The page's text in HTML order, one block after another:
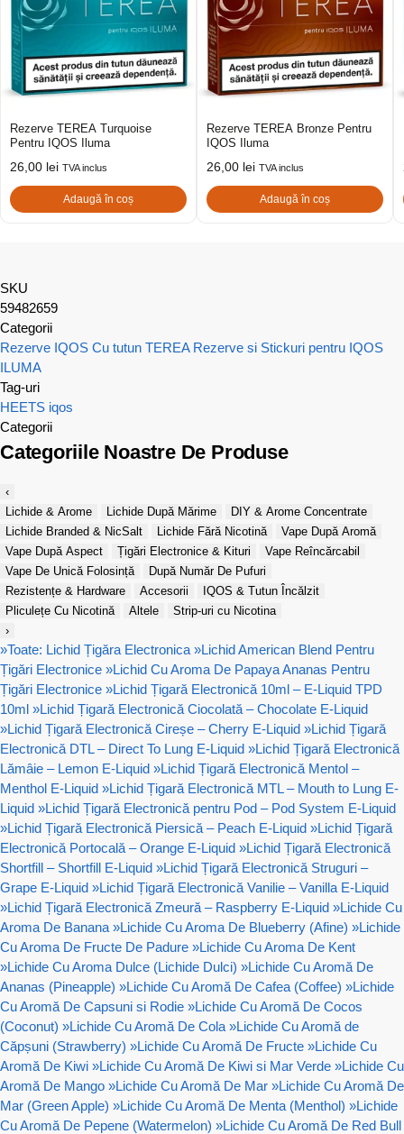
Rezerve TEREA Turquoise
Pentru IQOS Iluma
26,00 lei TVA inclus
Adaugă în coș
Rezerve TEREA Bronze Pentru
IQOS Iluma
26,00 lei TVA inclus
Adaugă în coș
SKU
59482659
Categorii
Rezerve IQOS Cu tutun TEREA Rezerve si Stickuri pentru IQOS
ILUMA
Tag-uri
HEETS iqos
Categorii
Categoriile Noastre De Produse
‹
Lichide & Arome
Lichide După Mărime
DIY & Arome Concentrate
Lichide Branded & NicSalt
Lichide Fără Nicotină
Vape După Aromă
Vape După Aspect
Țigări Electronice & Kituri
Vape Reîncărcabil
Vape De Unică Folosință
După Număr De Pufuri
Rezistențe & Hardware
Accesorii
IQOS & Tutun Încălzit
Pliculețe Cu Nicotină
Altele
Strip-uri cu Nicotina
›
»Toate: Lichid Țigăra Electronica »Lichid American Blend Pentru
Țigări Electronice »Lichid Cu Aroma De Papaya Ananas Pentru
Țigări Electronice »Lichid Țigară Electronică 10ml – E-Liquid TPD
10ml »Lichid Țigară Electronică Ciocolată – Chocolate E-Liquid
»Lichid Țigară Electronică Cireșe – Cherry E-Liquid »Lichid Țigară
Electronică DTL – Direct To Lung E-Liquid »Lichid Țigară Electronică
Lămâie – Lemon E-Liquid »Lichid Țigară Electronică Mentol –
Menthol E-Liquid »Lichid Țigară Electronică MTL – Mouth to Lung E-
Liquid »Lichid Țigară Electronică pentru Pod – Pod System E-Liquid
»Lichid Țigară Electronică Piersică – Peach E-Liquid »Lichid Țigară
Electronică Portocală – Orange E-Liquid »Lichid Țigară Electronică
Shortfill – Shortfill E-Liquid »Lichid Țigară Electronică Struguri –
Grape E-Liquid »Lichid Țigară Electronică Vanilie – Vanilla E-Liquid
»Lichid Țigară Electronică Zmeură – Raspberry E-Liquid »Lichide Cu
Aroma De Banana »Lichide Cu Aroma De Blueberry (Afine) »Lichide
Cu Aroma De Fructe De Padure »Lichide Cu Aroma De Kent
»Lichide Cu Aroma Dulce (Lichide Dulci) »Lichide Cu Aromă De
Ananas (Pineapple) »Lichide Cu Aromă De Cafea (Coffee) »Lichide
Cu Aromă De Capsuni si Rodie »Lichide Cu Aromă De Cocos
(Coconut) »Lichide Cu Aromă De Cola »Lichide Cu Aromă de
Căpșuni (Strawberry) »Lichide Cu Aromă De Fructe »Lichide Cu
Aromă De Kiwi »Lichide Cu Aromă De Kiwi si Mar Verde »Lichide Cu
Aromă De Mango »Lichide Cu Aromă De Mar »Lichide Cu Aromă De
Mar (Green Apple) »Lichide Cu Aromă De Menta (Menthol) »Lichide
Cu Aromă De Pepene (Watermelon) »Lichide Cu Aromă De Red Bull